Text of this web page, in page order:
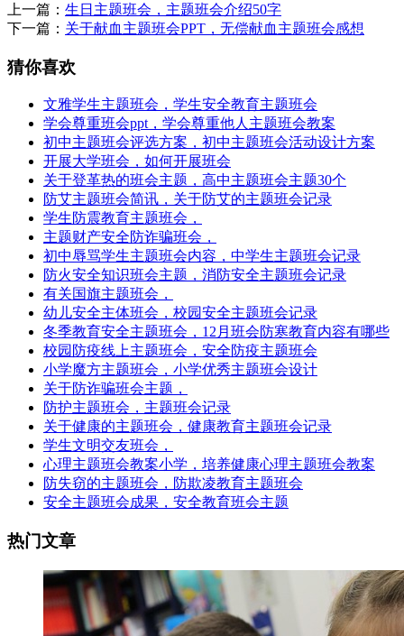
上一篇： 生日主题班会，主题班会介绍50字
下一篇： 关于献血主题班会PPT，无偿献血主题班会感想
猜你喜欢
文雅学生主题班会，学生安全教育主题班会
学会尊重班会ppt，学会尊重他人主题班会教案
初中主题班会评选方案，初中主题班会活动设计方案
开展大学班会，如何开展班会
关于登革热的班会主题，高中主题班会主题30个
防艾主题班会简讯，关于防艾的主题班会记录
学生防震教育主题班会，
主题财产安全防诈骗班会，
初中辱骂学生主题班会内容，中学生主题班会记录
防火安全知识班会主题，消防安全主题班会记录
有关国旗主题班会，
幼儿安全主体班会，校园安全主题班会记录
冬季教育安全主题班会，12月班会防寒教育内容有哪些
校园防疫线上主题班会，安全防疫主题班会
小学魔方主题班会，小学优秀主题班会设计
关于防诈骗班会主题，
防护主题班会，主题班会记录
关于健康的主题班会，健康教育主题班会记录
学生文明交友班会，
心理主题班会教案小学，培养健康心理主题班会教案
防失窃的主题班会，防欺凌教育主题班会
安全主题班会成果，安全教育班会主题
热门文章